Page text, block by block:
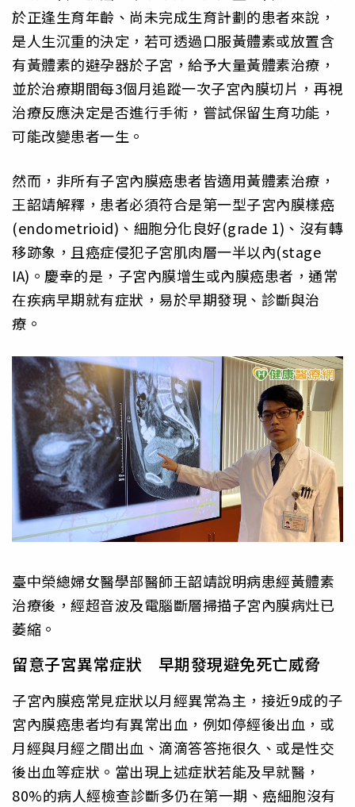
於正逢生育年齡、尚未完成生育計劃的患者來說，
是人生沉重的決定，若可透過口服黃體素或放置含
有黃體素的避孕器於子宮，給予大量黃體素治療，
並於治療期間每3個月追蹤一次子宮內膜切片，再視
治療反應決定是否進行手術，嘗試保留生育功能，
可能改變患者一生。
然而，非所有子宮內膜癌患者皆適用黃體素治療，
王韶靖解釋，患者必須符合是第一型子宮內膜樣癌
(endometrioid)、細胞分化良好(grade 1)、沒有轉
移跡象，且癌症侵犯子宮肌肉層一半以內(stage
IA)。慶幸的是，子宮內膜增生或內膜癌患者，通常
在疾病早期就有症狀，易於早期發現、診斷與治
療。
臺中榮總婦女醫學部醫師王韶靖說明病患經黃體素
治療後，經超音波及電腦斷層掃描子宮內膜病灶已
萎縮。
留意子宮異常症狀 早期發現避免死亡威脅
子宮內膜癌常見症狀以月經異常為主，接近9成的子
宮內膜癌患者均有異常出血，例如停經後出血，或
月經與月經之間出血、滴滴答答拖很久、或是性交
後出血等症狀。當出現上述症狀若能及早就醫，
80%的病人經檢查診斷多仍在第一期、癌細胞沒有